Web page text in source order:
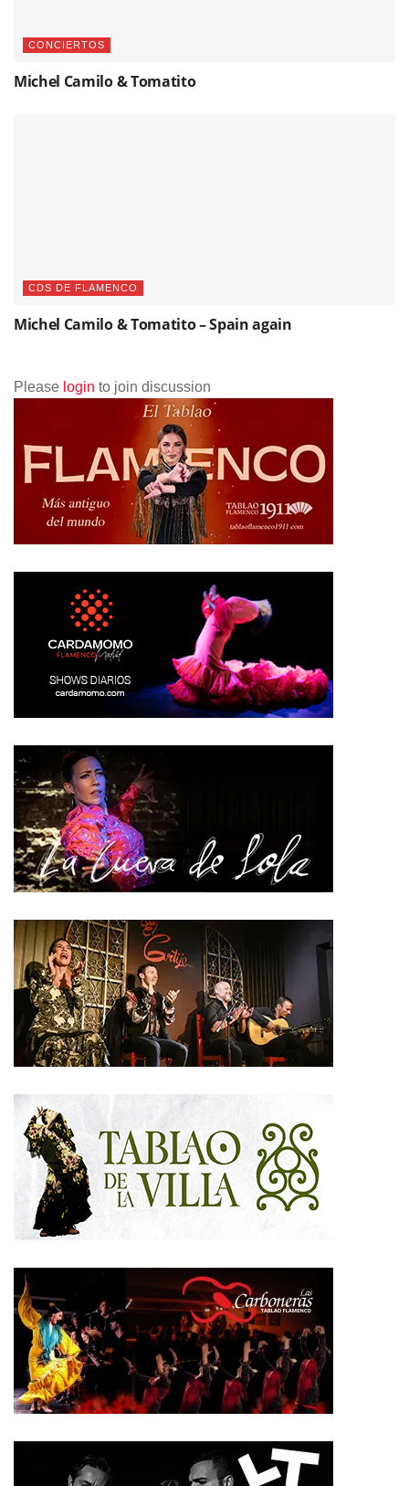
CONCIERTOS
Michel Camilo & Tomatito
CDS DE FLAMENCO
Michel Camilo & Tomatito – Spain again
Please login to join discussion